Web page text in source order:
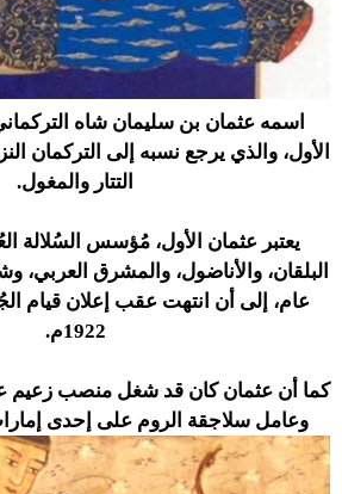
اسمه عثمان بن سليمان شاه
الأول، والذي يرجع نسبه إلى التركمان
التتار والمغول.
يعتبر عثمان الأول، مُؤسس السُلالة
عام، إلى أن انتهت عقب إعلان قيام
1922م.
كما أن عثمان كان قد شغل منصب زعيم
وعامل سلاجقة الروم على إحدى إمارات